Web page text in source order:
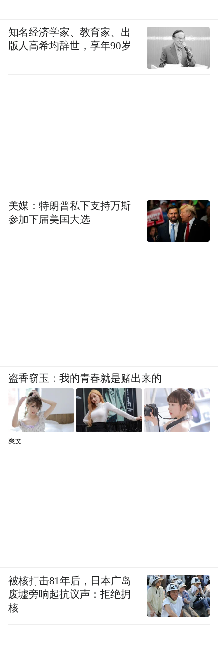
知名经济学家、教育家、出
版人高希均辞世，享年90岁
美媒：特朗普私下支持万斯
参加下届美国大选
盗香窃玉：我的青春就是赌出来的
爽文
被核打击81年后，日本广岛
废墟旁响起抗议声：拒绝拥
核